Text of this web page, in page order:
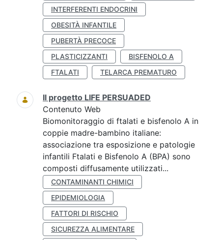
INTERFERENTI ENDOCRINI
OBESITÀ INFANTILE
PUBERTÀ PRECOCE
PLASTICIZZANTI
BISFENOLO A
FTALATI
TELARCA PREMATURO
Il progetto LIFE PERSUADED
Contenuto Web
Biomonitoraggio di ftalati e bisfenolo A in
coppie madre-bambino italiane:
associazione tra esposizione e patologie
infantili Ftalati e Bisfenolo A (BPA) sono
composti diffusamente utilizzati...
CONTAMINANTI CHIMICI
EPIDEMIOLOGIA
FATTORI DI RISCHIO
SICUREZZA ALIMENTARE